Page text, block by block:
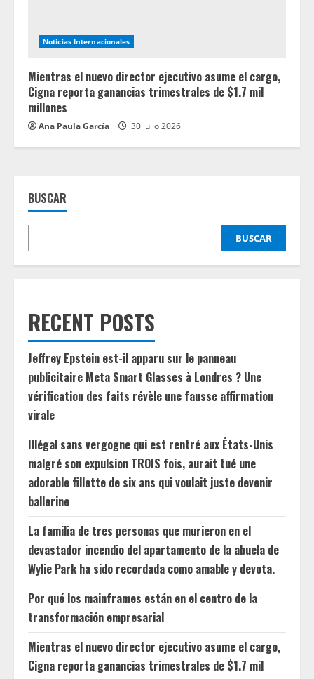
Noticias Internacionales
Mientras el nuevo director ejecutivo asume el cargo,
Cigna reporta ganancias trimestrales de $1.7 mil
millones
Ana Paula García 30 julio 2026
BUSCAR
BUSCAR
RECENT POSTS
Jeffrey Epstein est-il apparu sur le panneau
publicitaire Meta Smart Glasses à Londres ? Une
vérification des faits révèle une fausse affirmation
virale
Illégal sans vergogne qui est rentré aux États-Unis
malgré son expulsion TROIS fois, aurait tué une
adorable fillette de six ans qui voulait juste devenir
ballerine
La familia de tres personas que murieron en el
devastador incendio del apartamento de la abuela de
Wylie Park ha sido recordada como amable y devota.
Por qué los mainframes están en el centro de la
transformación empresarial
Mientras el nuevo director ejecutivo asume el cargo,
Cigna reporta ganancias trimestrales de $1.7 mil